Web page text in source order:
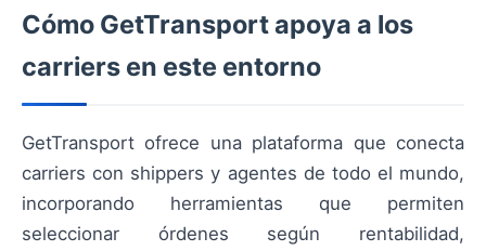
Cómo GetTransport apoya a los
carriers en este entorno
GetTransport ofrece una plataforma que conecta
carriers con shippers y agentes de todo el mundo,
incorporando herramientas que permiten
seleccionar órdenes según rentabilidad,